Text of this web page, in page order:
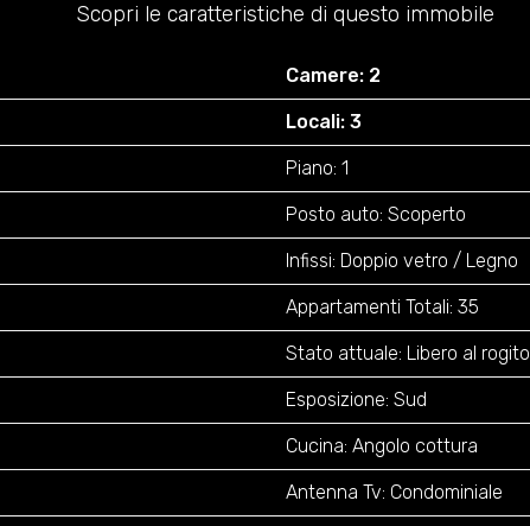
Scopri le caratteristiche di questo immobile
Camere: 2
Locali: 3
Piano: 1
Posto auto: Scoperto
Infissi: Doppio vetro / Legno
Appartamenti Totali: 35
Stato attuale: Libero al rogito
Esposizione: Sud
Cucina: Angolo cottura
Antenna Tv: Condominiale